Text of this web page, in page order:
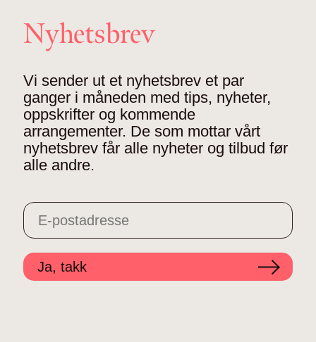
Nyhetsbrev
Vi sender ut et nyhetsbrev et par
ganger i måneden med tips, nyheter,
oppskrifter og kommende
arrangementer. De som mottar vårt
nyhetsbrev får alle nyheter og tilbud før
alle andre.
Ja, takk